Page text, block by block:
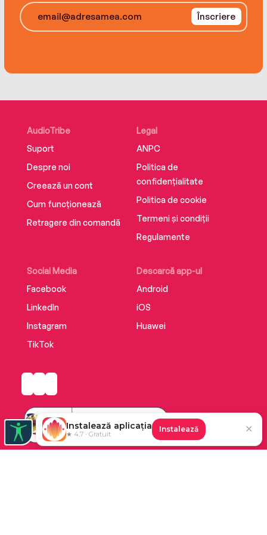
risk making another terrible mistake.
Book 2: Keeping Guard
Book 3: Mountain Rescue
Înscriere
AudioTribe
Suport
Despre noi
Creează un cont
Cum funcționează
Retragere din comandă
Social Media
Facebook
LinkedIn
Instagram
TikTok
Descarcă app-ul
Android
iOS
Huawei
Legal
ANPC
Politica de
confidențialitate
Politica de cookie
Termeni și condiții
Regulamente
Instalează aplicația
★ 4.7 · Gratuit
Instalează ✕